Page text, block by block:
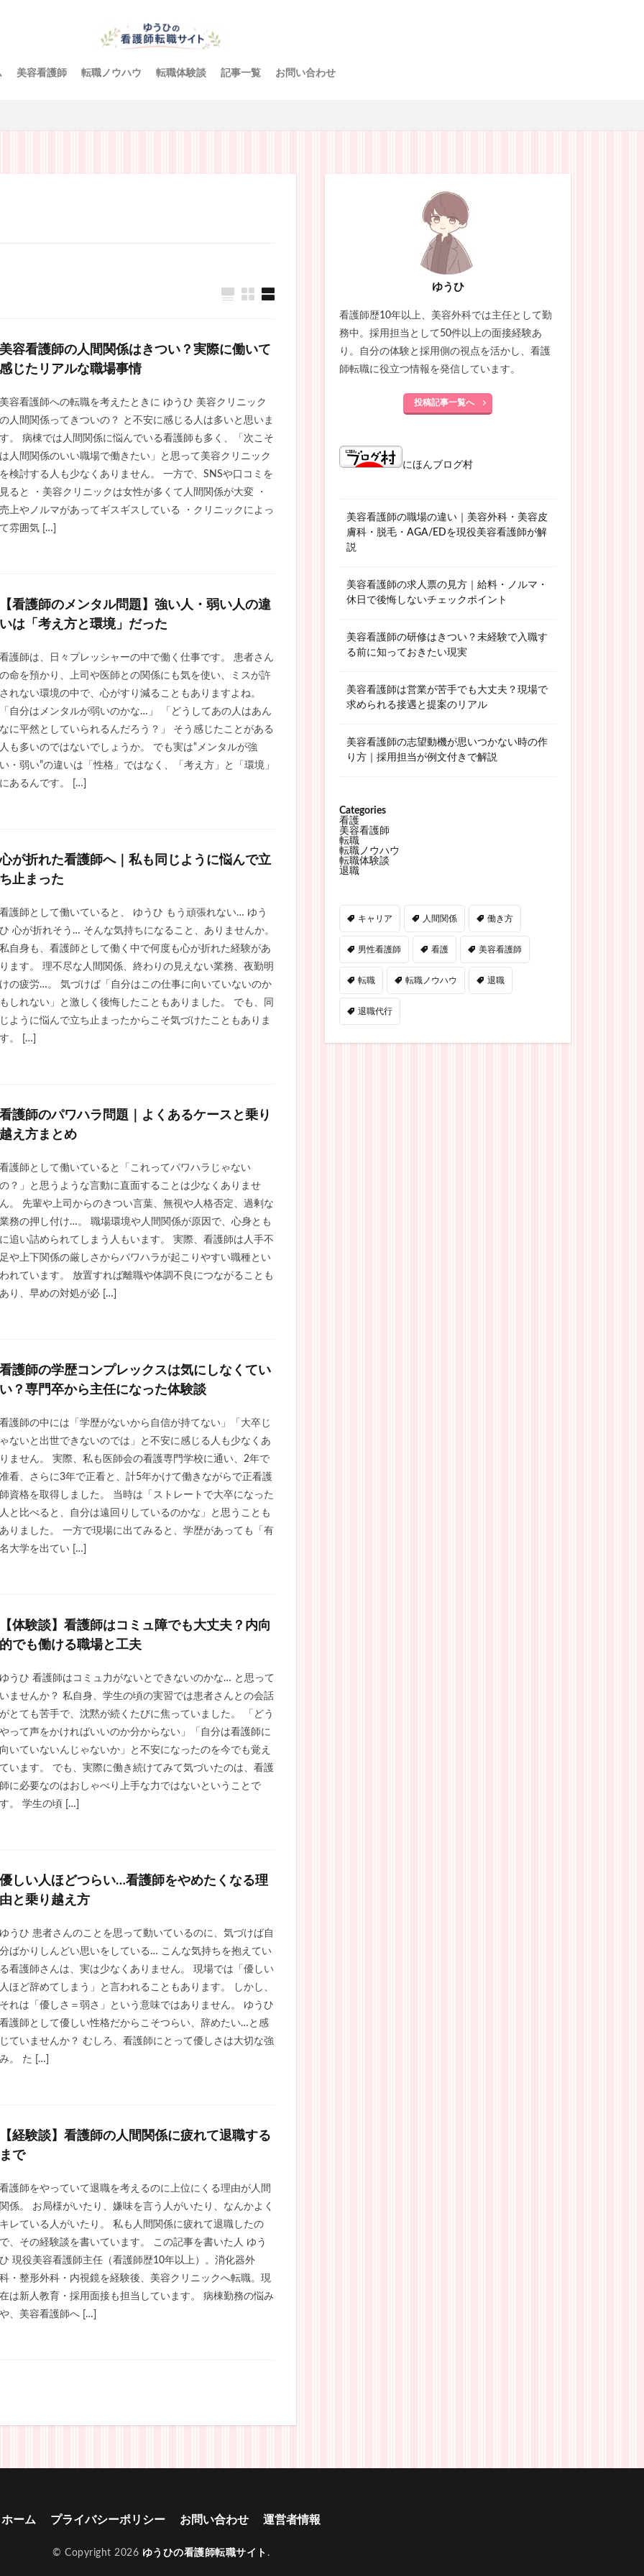
美容看護師 転職ノウハウ 転職体験談 記事一覧 お問い合わせ
美容看護師の人間関係はきつい？実際に働いて
感じたリアルな職場事情
美容看護師への転職を考えたときに ゆうひ 美容クリニック
の人間関係ってきついの？ と不安に感じる人は多いと思いま
す。 病棟では人間関係に悩んでいる看護師も多く、「次こそ
は人間関係のいい職場で働きたい」と思って美容クリニック
を検討する人も少なくありません。 一方で、SNSや口コミを
見ると ・美容クリニックは女性が多くて人間関係が大変 ・
売上やノルマがあってギスギスしている ・クリニックによっ
て雰囲気 […]
【看護師のメンタル問題】強い人・弱い人の違
いは「考え方と環境」だった
看護師は、日々プレッシャーの中で働く仕事です。 患者さん
の命を預かり、上司や医師との関係にも気を使い、ミスが許
されない環境の中で、心がすり減ることもありますよね。
「自分はメンタルが弱いのかな…」 「どうしてあの人はあん
なに平然としていられるんだろう？」 そう感じたことがある
人も多いのではないでしょうか。 でも実は“メンタルが強
い・弱い”の違いは「性格」ではなく、「考え方」と「環境」
にあるんです。 […]
心が折れた看護師へ｜私も同じように悩んで立
ち止まった
看護師として働いていると、 ゆうひ もう頑張れない… ゆう
ひ 心が折れそう… そんな気持ちになること、ありませんか。
私自身も、看護師として働く中で何度も心が折れた経験があ
ります。 理不尽な人間関係、終わりの見えない業務、夜勤明
けの疲労…。 気づけば「自分はこの仕事に向いていないのか
もしれない」と激しく後悔したこともありました。 でも、同
じように悩んで立ち止まったからこそ気づけたこともありま
す。 […]
看護師のパワハラ問題｜よくあるケースと乗り
越え方まとめ
看護師として働いていると「これってパワハラじゃない
の？」と思うような言動に直面することは少なくありませ
ん。 先輩や上司からのきつい言葉、無視や人格否定、過剰な
業務の押し付け…。 職場環境や人間関係が原因で、心身とも
に追い詰められてしまう人もいます。 実際、看護師は人手不
足や上下関係の厳しさからパワハラが起こりやすい職種とい
われています。 放置すれば離職や体調不良につながることも
あり、早めの対処が必 […]
看護師の学歴コンプレックスは気にしなくてい
い？専門卒から主任になった体験談
看護師の中には「学歴がないから自信が持てない」「大卒じ
ゃないと出世できないのでは」と不安に感じる人も少なくあ
りません。 実際、私も医師会の看護専門学校に通い、2年で
准看、さらに3年で正看と、計5年かけて働きながらで正看護
師資格を取得しました。 当時は「ストレートで大卒になった
人と比べると、自分は遠回りしているのかな」と思うことも
ありました。 一方で現場に出てみると、学歴があっても「有
名大学を出てい […]
【体験談】看護師はコミュ障でも大丈夫？内向
的でも働ける職場と工夫
ゆうひ 看護師はコミュ力がないとできないのかな… と思って
いませんか？ 私自身、学生の頃の実習では患者さんとの会話
がとても苦手で、沈黙が続くたびに焦っていました。 「どう
やって声をかければいいのか分からない」「自分は看護師に
向いていないんじゃないか」と不安になったのを今でも覚え
ています。 でも、実際に働き続けてみて気づいたのは、看護
師に必要なのはおしゃべり上手な力ではないということで
す。 学生の頃 […]
優しい人ほどつらい…看護師をやめたくなる理
由と乗り越え方
ゆうひ 患者さんのことを思って動いているのに、気づけば自
分ばかりしんどい思いをしている… こんな気持ちを抱えてい
る看護師さんは、実は少なくありません。 現場では「優しい
人ほど辞めてしまう」と言われることもあります。 しかし、
それは「優しさ＝弱さ」という意味ではありません。 ゆうひ
看護師として優しい性格だからこそつらい、辞めたい…と感
じていませんか？ むしろ、看護師にとって優しさは大切な強
み。 た […]
【経験談】看護師の人間関係に疲れて退職する
まで
看護師をやっていて退職を考えるのに上位にくる理由が人間
関係。 お局様がいたり、嫌味を言う人がいたり、なんかよく
キレている人がいたり。 私も人間関係に疲れて退職したの
で、その経験談を書いています。 この記事を書いた人 ゆう
ひ 現役美容看護師主任（看護師歴10年以上）。消化器外
科・整形外科・内視鏡を経験後、美容クリニックへ転職。現
在は新人教育・採用面接も担当しています。 病棟勤務の悩み
や、美容看護師へ […]
ゆうひ
看護師歴10年以上、美容外科では主任として勤
務中。採用担当として50件以上の面接経験あ
り。自分の体験と採用側の視点を活かし、看護
師転職に役立つ情報を発信しています。
投稿記事一覧へ
にほんブログ村
美容看護師の職場の違い｜美容外科・美容皮
膚科・脱毛・AGA/EDを現役美容看護師が解
説
美容看護師の求人票の見方｜給料・ノルマ・
休日で後悔しないチェックポイント
美容看護師の研修はきつい？未経験で入職す
る前に知っておきたい現実
美容看護師は営業が苦手でも大丈夫？現場で
求められる接遇と提案のリアル
美容看護師の志望動機が思いつかない時の作
り方｜採用担当が例文付きで解説
Categories
看護
美容看護師
転職
転職ノウハウ
転職体験談
退職
キャリア 人間関係 働き方
男性看護師 看護 美容看護師
転職 転職ノウハウ 退職
退職代行
ホーム プライバシーポリシー お問い合わせ 運営者情報
© Copyright 2026 ゆうひの看護師転職サイト .